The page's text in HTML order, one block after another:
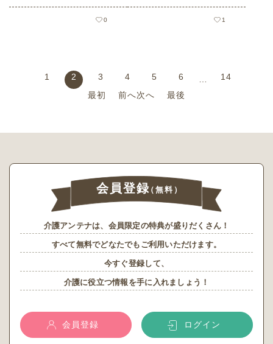
材)
0 1
最初 前へ
1 2 3 4 5 6 …
14
次へ
最後
会員登録（無料）
介護アンテナは、会員限定の特典が盛りだくさん！
すべて無料でどなたでもご利用いただけます。
今すぐ登録して、
介護に役立つ情報を手に入れましょう！
会員登録 ログイン